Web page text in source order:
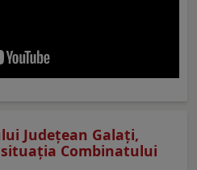
Judeţean Galaţi,
situaţia Combinatului